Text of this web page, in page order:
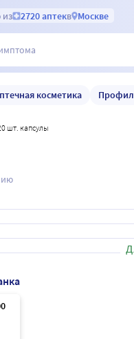
2720 аптекв Москве
косметика
шт. капсулы